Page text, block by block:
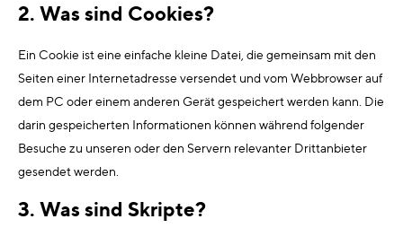
2. Was sind Cookies?
Ein Cookie ist eine einfache kleine Datei, die gemeinsam mit den
Seiten einer Internetadresse versendet und vom Webbrowser auf
dem PC oder einem anderen Gerät gespeichert werden kann. Die
darin gespeicherten Informationen können während folgender
Besuche zu unseren oder den Servern relevanter Drittanbieter
gesendet werden.
3. Was sind Skripte?